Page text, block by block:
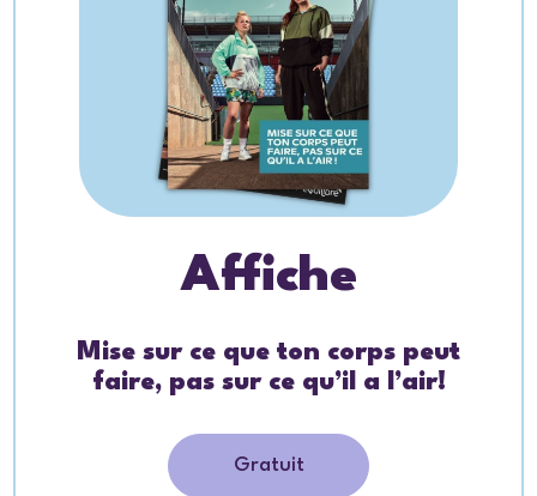
Affiche
Mise sur ce que ton corps peut
faire, pas sur ce qu’il a l’air!
Gratuit